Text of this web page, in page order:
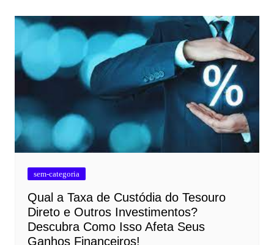
sem-categoria
Qual a Taxa de Custódia do Tesouro
Direto e Outros Investimentos?
Descubra Como Isso Afeta Seus
Ganhos Financeiros!